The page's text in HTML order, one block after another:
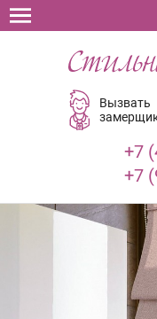
Вызвать
+7
+7